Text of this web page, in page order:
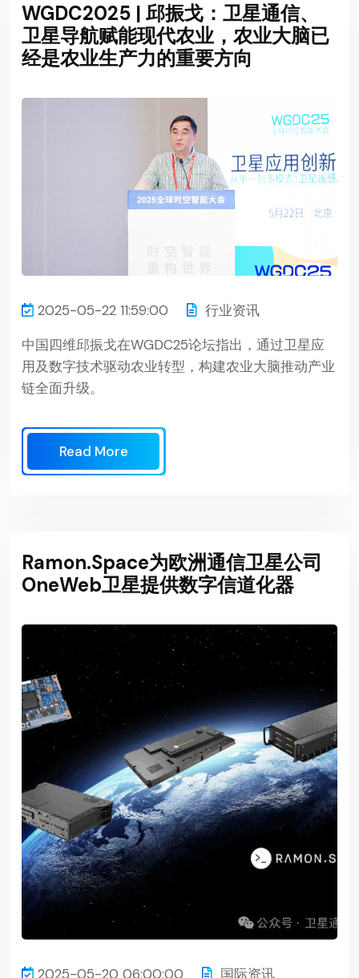
WGDC2025 | 邱振戈：卫星通信、
卫星导航赋能现代农业，农业大脑已
经是农业生产力的重要方向
2025-05-22 11:59:00
行业资讯
中国四维邱振戈在WGDC25论坛指出，通过卫星应
用及数字技术驱动农业转型，构建农业大脑推动产业
链全面升级。
Read More
Ramon.Space为欧洲通信卫星公司
OneWeb卫星提供数字信道化器
2025-05-20 06:00:00 国际资讯